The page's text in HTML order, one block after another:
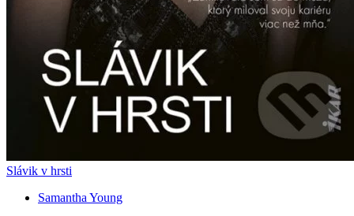
Slávik v hrsti
Samantha Young